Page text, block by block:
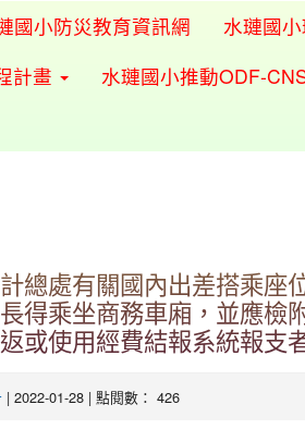
國小防災教育資訊網 水璉國
計畫 水璉國小推動ODF-
總處有關國內出差搭乘座
得乘坐商務車廂，並應檢
或使用經費結報系統報支
| 2022-01-28 | 點閱數： 426